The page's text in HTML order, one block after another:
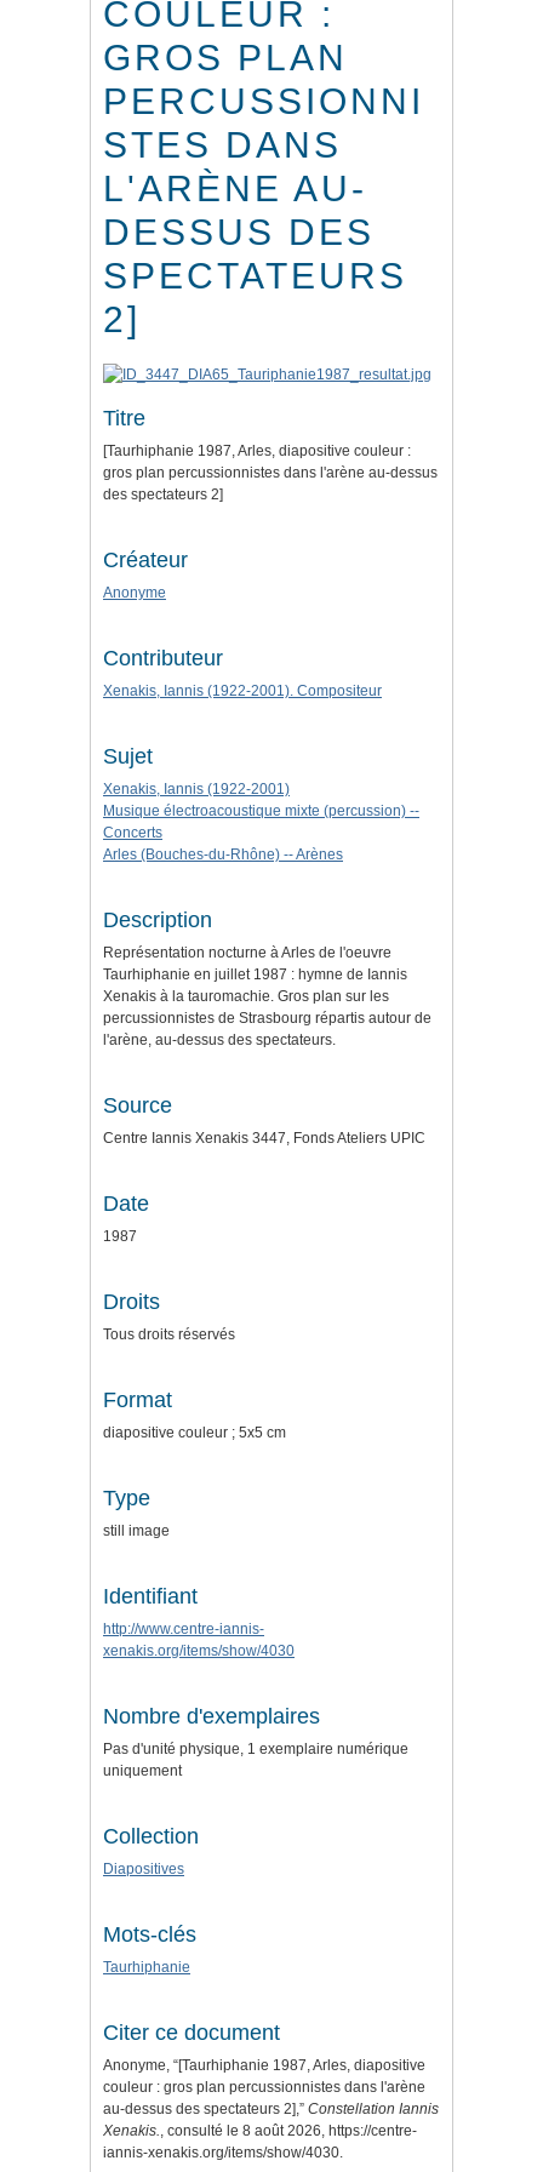
COULEUR :
GROS PLAN
PERCUSSIONNI
STES DANS
L'ARÈNE AU-
DESSUS DES
SPECTATEURS
2]
Titre
[Taurhiphanie 1987, Arles, diapositive couleur :
gros plan percussionnistes dans l'arène au-dessus
des spectateurs 2]
Créateur
Anonyme
Contributeur
Xenakis, Iannis (1922-2001). Compositeur
Sujet
Xenakis, Iannis (1922-2001)
Musique électroacoustique mixte (percussion) --
Concerts
Arles (Bouches-du-Rhône) -- Arènes
Description
Représentation nocturne à Arles de l'oeuvre
Taurhiphanie en juillet 1987 : hymne de Iannis
Xenakis à la tauromachie. Gros plan sur les
percussionnistes de Strasbourg répartis autour de
l'arène, au-dessus des spectateurs.
Source
Centre Iannis Xenakis 3447, Fonds Ateliers UPIC
Date
1987
Droits
Tous droits réservés
Format
diapositive couleur ; 5x5 cm
Type
still image
Identifiant
http://www.centre-iannis-
xenakis.org/items/show/4030
Nombre d'exemplaires
Pas d'unité physique, 1 exemplaire numérique
uniquement
Collection
Diapositives
Mots-clés
Taurhiphanie
Citer ce document
Anonyme, “[Taurhiphanie 1987, Arles, diapositive
couleur : gros plan percussionnistes dans l'arène
au-dessus des spectateurs 2],” Constellation Iannis
Xenakis., consulté le 8 août 2026, https://centre-
iannis-xenakis.org/items/show/4030.